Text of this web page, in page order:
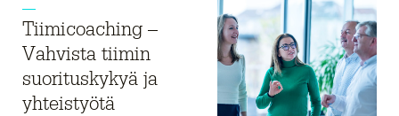
Tiimicoaching –
Vahvista tiimin
suorituskykyä ja
yhteistyötä